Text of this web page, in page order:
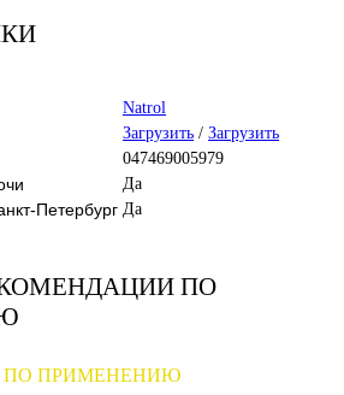
Natrol
Загрузить / Загрузить
047469005979
Да
Петербург Да
ПО
ПО ПРИМЕНЕНИЮ